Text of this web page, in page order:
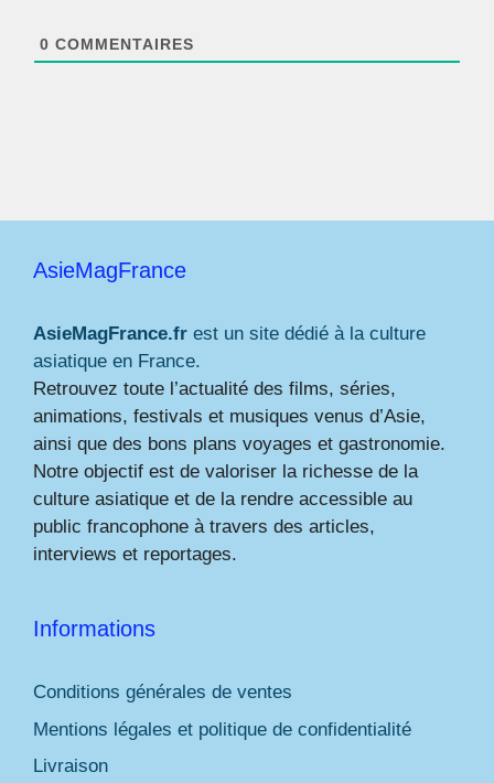
0 COMMENTAIRES
AsieMagFrance
AsieMagFrance.fr est un site dédié à la culture
asiatique en France.
Retrouvez toute l’actualité des films, séries,
animations, festivals et musiques venus d’Asie,
ainsi que des bons plans voyages et gastronomie.
Notre objectif est de valoriser la richesse de la
culture asiatique et de la rendre accessible au
public francophone à travers des articles,
interviews et reportages.
Informations
Conditions générales de ventes
Mentions légales et politique de confidentialité
Livraison